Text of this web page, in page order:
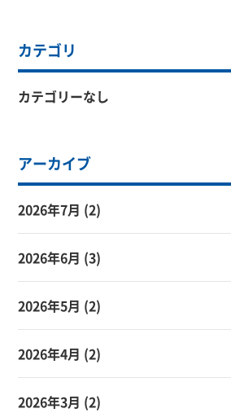
カテゴリ
カテゴリーなし
アーカイブ
2026年7月 (2)
2026年6月 (3)
2026年5月 (2)
2026年4月 (2)
2026年3月 (2)